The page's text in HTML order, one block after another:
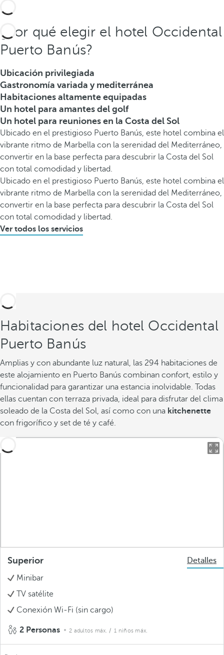
¿Por qué elegir el hotel Occidental
Puerto Banús?
Ubicación privilegiada
Gastronomía variada y mediterránea
Habitaciones altamente equipadas
Un hotel para amantes del golf
Un hotel para reuniones en la Costa del Sol
Ubicado en el prestigioso Puerto Banús, este hotel combina el
vibrante ritmo de Marbella con la serenidad del Mediterráneo,
convertir en la base perfecta para descubrir la Costa del Sol
con total comodidad y libertad.
Ubicado en el prestigioso Puerto Banús, este hotel combina el
vibrante ritmo de Marbella con la serenidad del Mediterráneo,
convertir en la base perfecta para descubrir la Costa del Sol
con total comodidad y libertad.
Ver todos los servicios
Habitaciones del hotel Occidental
Puerto Banús
Amplias y con abundante luz natural, las 294 habitaciones de
este alojamiento en Puerto Banús combinan confort, estilo y
funcionalidad para garantizar una estancia inolvidable. Todas
ellas cuentan con terraza privada, ideal para disfrutar del clima
soleado de la Costa del Sol, así como con una kitchenette
con frigorífico y set de té y café.
Superior
Detalles
Minibar
TV satélite
Conexión Wi-Fi (sin cargo)
2 Personas 2 adultos máx. / 1 niños máx.